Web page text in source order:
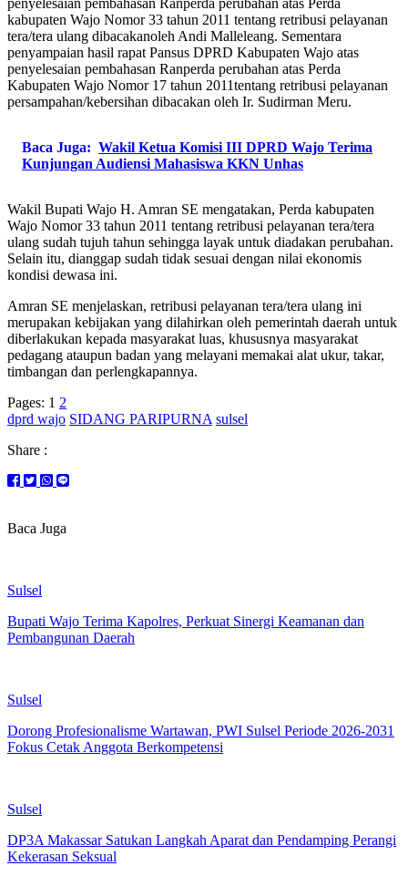
kabupaten Wajo Nomor 33 tahun 2011 tentang retribusi pelayanan
tera/tera ulang dibacakanoleh Andi Malleleang. Sementara
penyampaian hasil rapat Pansus DPRD Kabupaten Wajo atas
penyelesaian pembahasan Ranperda perubahan atas Perda
Kabupaten Wajo Nomor 17 tahun 2011tentang retribusi pelayanan
persampahan/kebersihan dibacakan oleh Ir. Sudirman Meru.
Baca Juga: Wakil Ketua Komisi III DPRD Wajo Terima
Kunjungan Audiensi Mahasiswa KKN Unhas
Wakil Bupati Wajo H. Amran SE mengatakan, Perda kabupaten
Wajo Nomor 33 tahun 2011 tentang retribusi pelayanan tera/tera
ulang sudah tujuh tahun sehingga layak untuk diadakan perubahan.
Selain itu, dianggap sudah tidak sesuai dengan nilai ekonomis
kondisi dewasa ini.
Amran SE menjelaskan, retribusi pelayanan tera/tera ulang ini
merupakan kebijakan yang dilahirkan oleh pemerintah daerah untuk
diberlakukan kepada masyarakat luas, khususnya masyarakat
pedagang ataupun badan yang melayani memakai alat ukur, takar,
timbangan dan perlengkapannya.
Pages: 1 2
dprd wajo SIDANG PARIPURNA sulsel
Share :
Baca Juga
Sulsel
Bupati Wajo Terima Kapolres, Perkuat Sinergi Keamanan dan
Pembangunan Daerah
Sulsel
Dorong Profesionalisme Wartawan, PWI Sulsel Periode 2026-2031
Fokus Cetak Anggota Berkompetensi
Sulsel
DP3A Makassar Satukan Langkah Aparat dan Pendamping Perangi
Kekerasan Seksual